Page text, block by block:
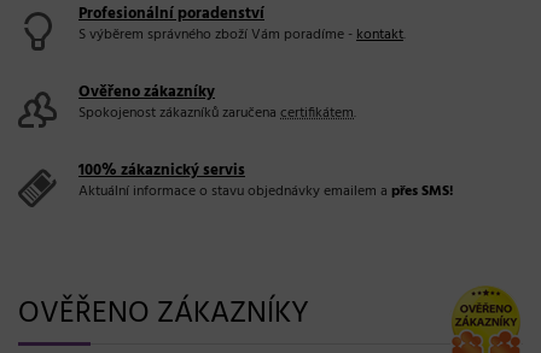
Profesionální poradenství
S výběrem správného zboží Vám poradíme -kontakt.
Ověřeno zákazníky
Spokojenost zákazníků zaručena certifikátem.
100% zákaznický servis
Aktuální informace o stavu objednávky emailem a přes SMS!
OVĚŘENO ZÁKAZNÍKY